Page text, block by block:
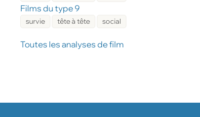
Films du type 9
survie tête à tête social
Toutes les analyses de film